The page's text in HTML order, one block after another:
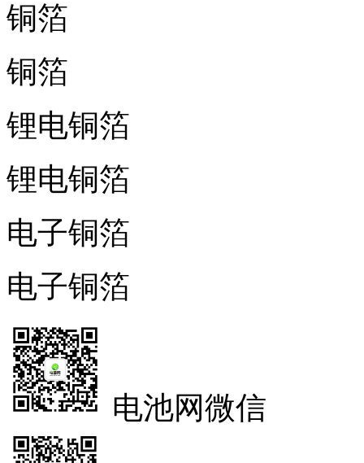
铜箔
铜箔
锂电铜箔
锂电铜箔
电子铜箔
电子铜箔
电池网微信